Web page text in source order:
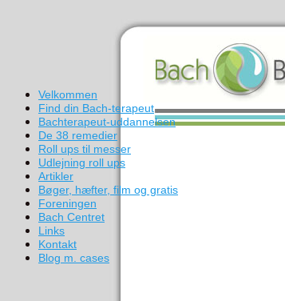
Velkommen
Find din Bach-terapeut
Bachterapeut-uddannelsen
De 38 remedier
Roll ups til messer
Udlejning roll ups
Artikler
Bøger, hæfter, film og gratis
Foreningen
Bach Centret
Links
Kontakt
Blog m. cases